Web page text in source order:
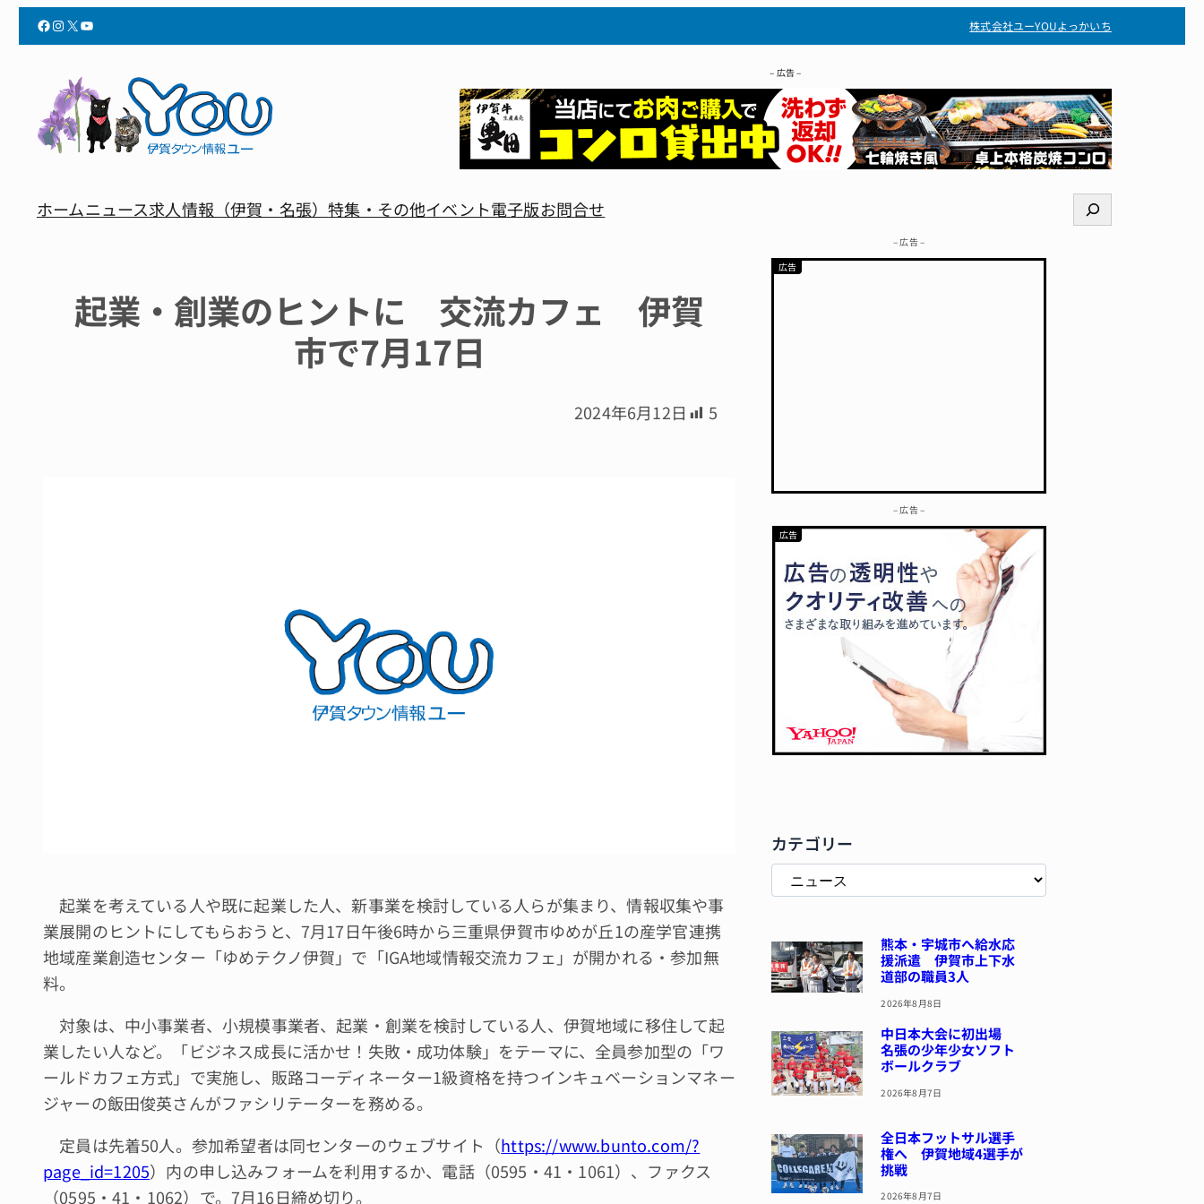
Facebook InstagramX YouTube 株式会社ユーYOUよっかいち
– 広告 –
ホームニュース求人情報（伊賀・名張）特集・その他イベント電子版お問合せ
検
索
起業・創業のヒントに 交流カフェ 伊賀
市で7月17日
2024年6月12日 5
起業を考えている人や既に起業した人、新事業を検討している人らが集まり、情報収集や事
業展開のヒントにしてもらおうと、7月17日午後6時から三重県伊賀市ゆめが丘1の産学官連携
地域産業創造センター「ゆめテクノ伊賀」で「IGA地域情報交流カフェ」が開かれる・参加無
料。
対象は、中小事業者、小規模事業者、起業・創業を検討している人、伊賀地域に移住して起
業したい人など。「ビジネス成長に活かせ！失敗・成功体験」をテーマに、全員参加型の「ワ
ールドカフェ方式」で実施し、販路コーディネーター1級資格を持つインキュベーションマネー
ジャーの飯田俊英さんがファシリテーターを務める。
定員は先着50人。参加希望者は同センターのウェブサイト（https://www.bunto.com/?
page_id=1205）内の申し込みフォームを利用するか、電話（0595・41・1061）、ファクス
（0595・41・1062）で。7月16日締め切り。
– 広告 –
– 広告 –
カテゴリー
熊本・宇城市へ給水応
援派遣 伊賀市上下水
道部の職員3人
2026年8月8日
中日本大会に初出場
名張の少年少女ソフト
ボールクラブ
2026年8月7日
全日本フットサル選手
権へ 伊賀地域4選手が
挑戦
2026年8月7日